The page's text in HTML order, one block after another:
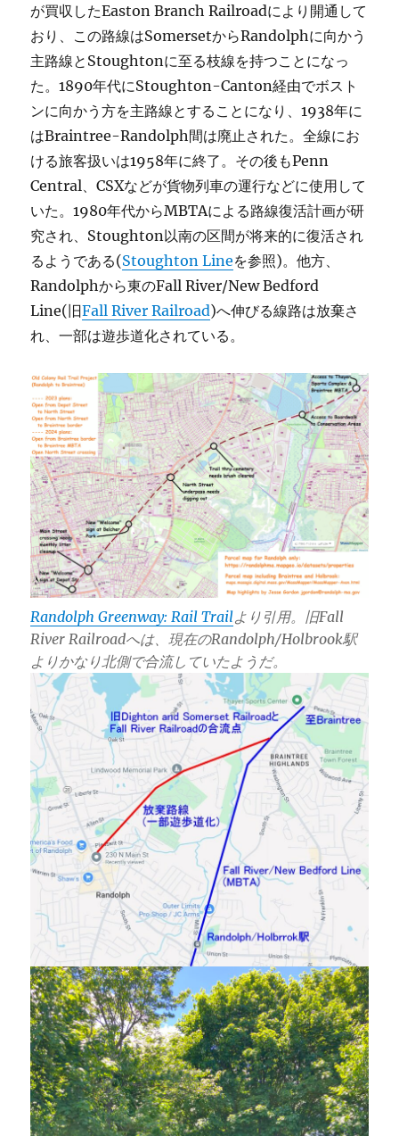
が買収したEaston Branch Railroadにより開通して
おり、この路線はSomersetからRandolphに向かう
主路線とStoughtonに至る枝線を持つことになっ
た。1890年代にStoughton-Canton経由でボスト
ンに向かう方を主路線とすることになり、1938年に
はBraintree-Randolph間は廃止された。全線にお
ける旅客扱いは1958年に終了。その後もPenn
Central、CSXなどが貨物列車の運行などに使用して
いた。1980年代からMBTAによる路線復活計画が研
究され、Stoughton以南の区間が将来的に復活され
るようである(Stoughton Lineを参照)。他方、
Randolphから東のFall River/New Bedford
Line(旧Fall River Railroad)へ伸びる線路は放棄さ
れ、一部は遊歩道化されている。
Randolph Greenway: Rail Trailより引用。旧Fall
River Railroadへは、現在のRandolph/Holbrook駅
よりかなり北側で合流していたようだ。